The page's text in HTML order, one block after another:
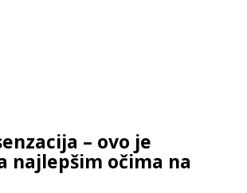
– ovo je
najlepšim očima na